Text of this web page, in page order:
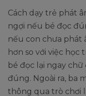
Cách dạy trẻ phát
ngợi nếu bé đọc
nếu con chưa phát
hơn so với việc học
bé đọc lại ngay
đúng. Ngoài ra, ba
thông qua trò chơi